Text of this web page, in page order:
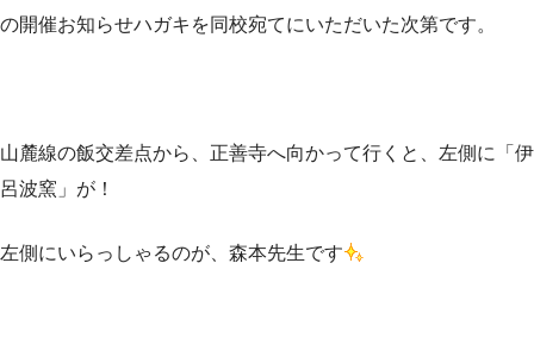
の開催お知らせハガキを同校宛てにいただいた次第です。
山麓線の飯交差点から、正善寺へ向かって行くと、左側に「伊
呂波窯」が！
左側にいらっしゃるのが、森本先生です